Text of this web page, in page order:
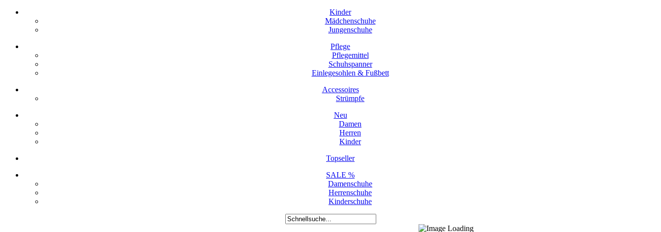
Kinder
Mädchenschuhe
Jungenschuhe
Pflege
Pflegemittel
Schuhspanner
Einlegesohlen & Fußbett
Accessoires
Strümpfe
Neu
Damen
Herren
Kinder
Topseller
SALE %
Damenschuhe
Herrenschuhe
Kinderschuhe